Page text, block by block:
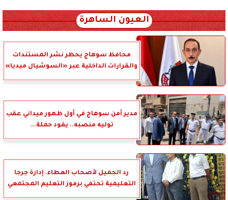
العيون الساهرة
محافظ سوهاج يحظر نشر المستندات
والقرارات الداخلية عبر «السوشيال ميديا»
مدير أمن سوهاج في أول ظهور ميداني عقب
توليه منصبه.. يقود حملة...
رد الجميل لأصحاب العطاء. إدارة جرجا
التعليمية تحتفي برموز التعليم المجتمعي